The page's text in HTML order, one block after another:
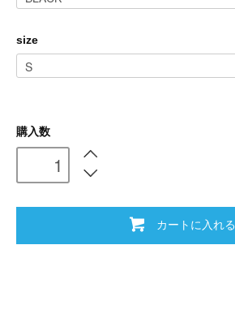
size
購入数
カートに入れる